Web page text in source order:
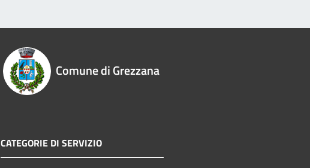
Comune di Grezzana
CATEGORIE DI SERVIZIO